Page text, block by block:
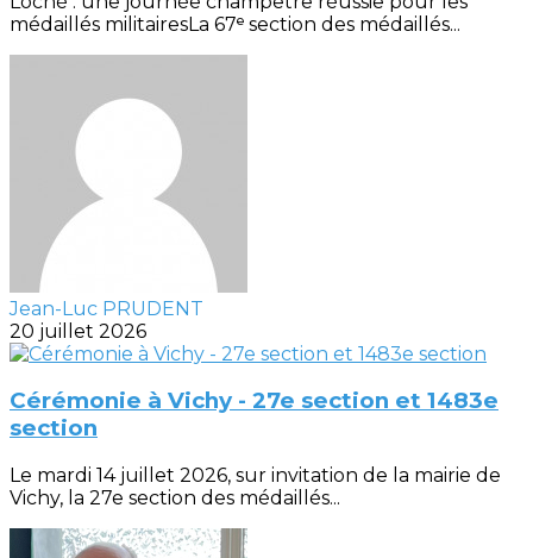
médaillés militairesLa 67ᵉ section des médaillés...
Jean-Luc PRUDENT
20 juillet 2026
Cérémonie à Vichy - 27e section et 1483e
section
Le mardi 14 juillet 2026, sur invitation de la mairie de
Vichy, la 27e section des médaillés...